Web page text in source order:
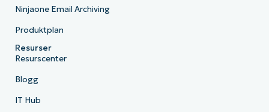
Ninjaone Email Archiving
Produktplan
Resurser
Resurscenter
Blogg
IT Hub